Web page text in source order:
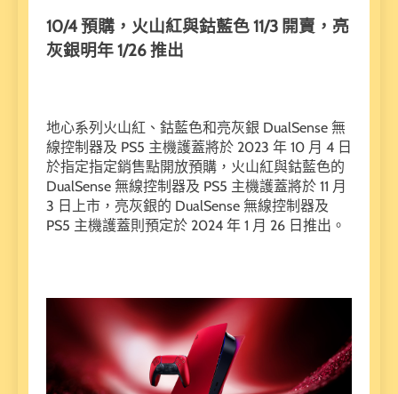
10/4 預購，火山紅與鈷藍色 11/3 開賣，亮
灰銀明年 1/26 推出
地心系列火山紅、鈷藍色和亮灰銀 DualSense 無
線控制器及 PS5 主機護蓋將於 2023 年 10 月 4 日
於指定指定銷售點開放預購，火山紅與鈷藍色的
DualSense 無線控制器及 PS5 主機護蓋將於 11 月
3 日上市，亮灰銀的 DualSense 無線控制器及
PS5 主機護蓋則預定於 2024 年 1 月 26 日推出。